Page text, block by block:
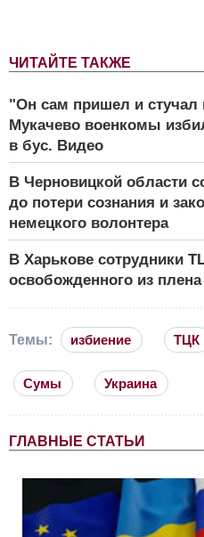
ЧИТАЙТЕ ТАКЖЕ
"Он сам пришел и
Мукачево военкомы
в бус. Видео
В Черновицкой области
до потери сознания и
немецкого волонтера
В Харькове сотрудники
освобожденного из
Темы: избиение ТЦК
Сумы Украина
ГЛАВНЫЕ СТАТЬИ